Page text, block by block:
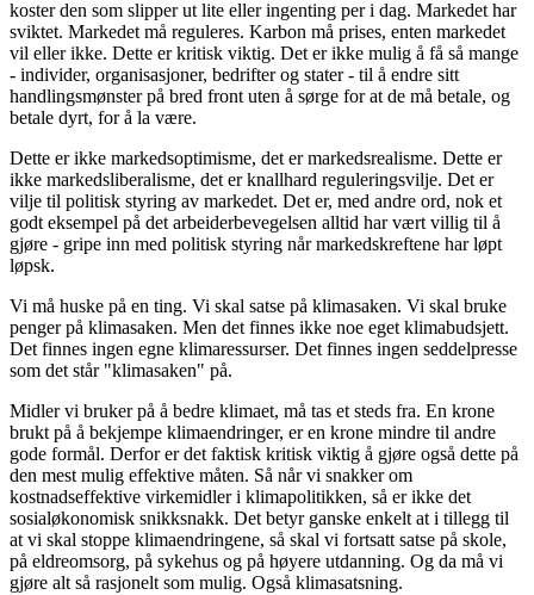
koster den som slipper ut lite eller ingenting per i dag. Markedet har
sviktet. Markedet må reguleres. Karbon må prises, enten markedet
vil eller ikke. Dette er kritisk viktig. Det er ikke mulig å få så mange
- individer, organisasjoner, bedrifter og stater - til å endre sitt
handlingsmønster på bred front uten å sørge for at de må betale, og
betale dyrt, for å la være.
Dette er ikke markedsoptimisme, det er markedsrealisme. Dette er
ikke markedsliberalisme, det er knallhard reguleringsvilje. Det er
vilje til politisk styring av markedet. Det er, med andre ord, nok et
godt eksempel på det arbeiderbevegelsen alltid har vært villig til å
gjøre - gripe inn med politisk styring når markedskreftene har løpt
løpsk.
Vi må huske på en ting. Vi skal satse på klimasaken. Vi skal bruke
penger på klimasaken. Men det finnes ikke noe eget klimabudsjett.
Det finnes ingen egne klimaressurser. Det finnes ingen seddelpresse
som det står "klimasaken" på.
Midler vi bruker på å bedre klimaet, må tas et steds fra. En krone
brukt på å bekjempe klimaendringer, er en krone mindre til andre
gode formål. Derfor er det faktisk kritisk viktig å gjøre også dette på
den mest mulig effektive måten. Så når vi snakker om
kostnadseffektive virkemidler i klimapolitikken, så er ikke det
sosialøkonomisk snikksnakk. Det betyr ganske enkelt at i tillegg til
at vi skal stoppe klimaendringene, så skal vi fortsatt satse på skole,
på eldreomsorg, på sykehus og på høyere utdanning. Og da må vi
gjøre alt så rasjonelt som mulig. Også klimasatsning.